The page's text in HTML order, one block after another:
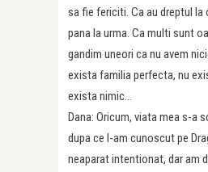
sa fie fericiti. Ca au dreptul la
pana la urma. Ca multi sunt
gandim uneori ca nu avem
exista familia perfecta, nu
exista nimic…
Dana: Oricum, viata mea s-a
dupa ce l-am cunoscut pe
neaparat intentionat, dar am